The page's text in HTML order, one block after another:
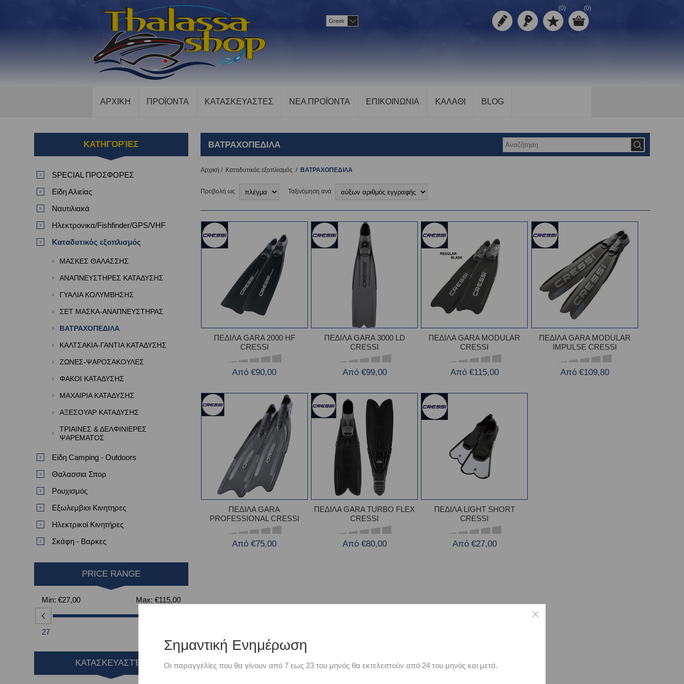
(0) (0)
Greek
ΑΡΧΙΚΗ ΠΡΟΪΟΝΤΑ ΚΑΤΑΣΚΕΥΑΣΤΕΣ ΝΕΑ ΠΡΟΪΟΝΤΑ ΕΠΙΚΟΙΝΩΝΙΑ ΚΑΛΑΘΙ BLOG
ΒΑΤΡΑΧΟΠΕΔΙΛΑ
Αρχική / Καταδυτικός εξοπλισμός / ΒΑΤΡΑΧΟΠΕΔΙΛΑ
Προβολή ως Ταξινόμηση ανά
ΠΕΔΙΛΑ GARA 2000 HF
CRESSI
Από €90,00
ΠΕΔΙΛΑ GARA 3000 LD
CRESSI
Από €99,00
ΠΕΔΙΛΑ GARA MODULAR
CRESSI
Από €115,00
ΠΕΔΙΛΑ GARA MODULAR
IMPULSE CRESSI
Από €109,80
ΠΕΔΙΛΑ GARA
PROFESSIONAL CRESSI
Από €75,00
ΠΕΔΙΛΑ GARA TURBO FLEX
CRESSI
Από €80,00
ΠΕΔΙΛΑ LIGHT SHORT
CRESSI
Από €27,00
ΚΑΤΗΓΟΡΊΕΣ
SPECIAL ΠΡΟΣΦΟΡΕΣ
Είδη Αλιείας
Ναυτιλιακά
Ηλεκτρονικα/Fishfinder/GPS/VHF
Καταδυτικός εξοπλισμός
ΜΑΣΚΕΣ ΘΑΛΑΣΣΗΣ
ΑΝΑΠΝΕΥΣΤΗΡΕΣ ΚΑΤΑΔΥΣΗΣ
ΓΥΑΛΙΑ ΚΟΛΥΜΒΗΣΗΣ
ΣΕΤ ΜΑΣΚΑ-ΑΝΑΠΝΕΥΣΤΗΡΑΣ
ΒΑΤΡΑΧΟΠΕΔΙΛΑ
ΚΑΛΤΣΑΚΙΑ-ΓΑΝΤΙΑ ΚΑΤΑΔΥΣΗΣ
ΖΩΝΕΣ-ΨΑΡΟΣΑΚΟΥΛΕΣ
ΦΑΚΟΙ ΚΑΤΑΔΥΣΗΣ
ΜΑΧΑΙΡΙΑ ΚΑΤΑΔΥΣΗΣ
ΑΞΕΣΟΥΑΡ ΚΑΤΑΔΥΣΗΣ
ΤΡΙΑΙΝΕΣ & ΔΕΛΦΙΝΙΕΡΕΣ
ΨΑΡΕΜΑΤΟΣ
Είδη Camping - Outdoors
Θαλασσια Σπορ
Ρουχισμός
Εξωλεμβιοι Κινητηρες
Ηλεκτρικοί Κινητήρες
Σκάφη - Βαρκες
PRICE RANGE
Min: €27,00 Max: €115,00
27
ΚΑΤΑΣΚΕΥΑΣΤΈΣ
Σημαντική Ενημέρωση
Οι παραγγελίες που θα γίνουν από 7 εως 23 του μηνός θα εκτελεστούν από 24 του μηνός και μετά.